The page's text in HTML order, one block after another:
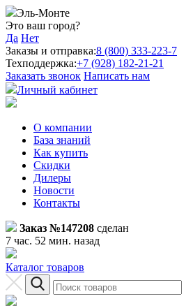
Эль-Монте
Это ваш город?
Да Нет
Заказы и отправка:8 (800) 333-223-7
Техподдержка:+7 (928) 182-21-21
Заказать звонок Написать нам
Личный кабинет
О компании
База знаний
Как купить
Скидки
Дилеры
Новости
Контакты
Заказ №147208 сделан
7 час. 52 мин. назад
Каталог товаров